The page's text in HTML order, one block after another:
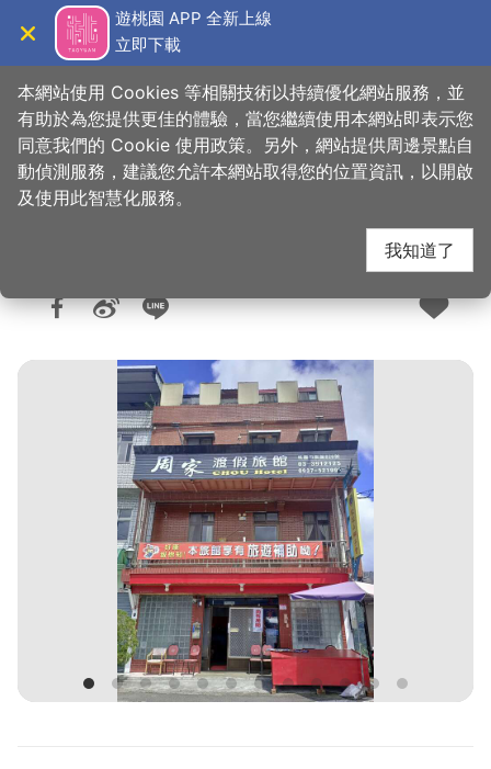
主
遊桃園 APP 全新上線
立即下載
首頁 > 想去的地方 > 住宿 > 旅館與民宿
周家渡假旅館
人氣：1.2萬
本網站使用 Cookies 等相關技術以持續優化網站服務，並
有助於為您提供更佳的體驗，當您繼續使用本網站即表示您
同意我們的 Cookie 使用政策。另外，網站提供周邊景點自
動偵測服務，建議您允許本網站取得您的位置資訊，以開啟
及使用此智慧化服務。
我知道了